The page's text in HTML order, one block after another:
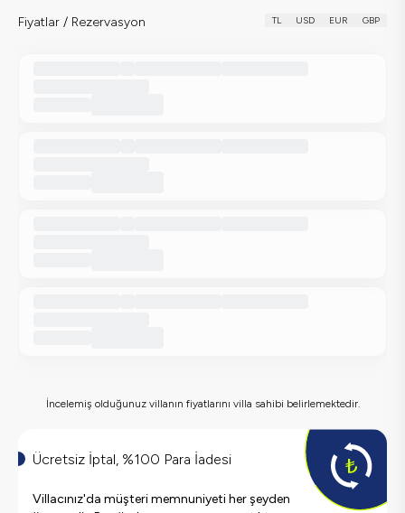
Fiyatlar / Rezervasyon TL USD EUR GBP
İncelemiş olduğunuz villanın fiyatlarını villa sahibi belirlemektedir.
Ücretsiz İptal, %100 Para İadesi
Villacınız'da müşteri memnuniyeti her şeyden